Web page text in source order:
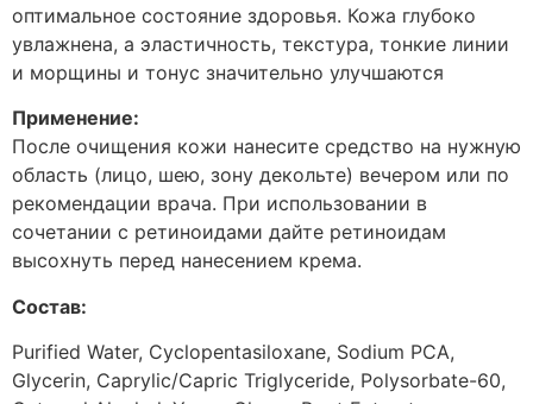
оптимальное состояние здоровья. Кожа глубоко
увлажнена, а эластичность, текстура, тонкие линии
и морщины и тонус значительно улучшаются
Применение:
После очищения кожи нанесите средство на нужную
область (лицо, шею, зону декольте) вечером или по
рекомендации врача. При использовании в
сочетании с ретиноидами дайте ретиноидам
высохнуть перед нанесением крема.
Состав:
Purified Water, Cyclopentasiloxane, Sodium PCA,
Glycerin, Caprylic/Capric Triglyceride, Polysorbate-60,